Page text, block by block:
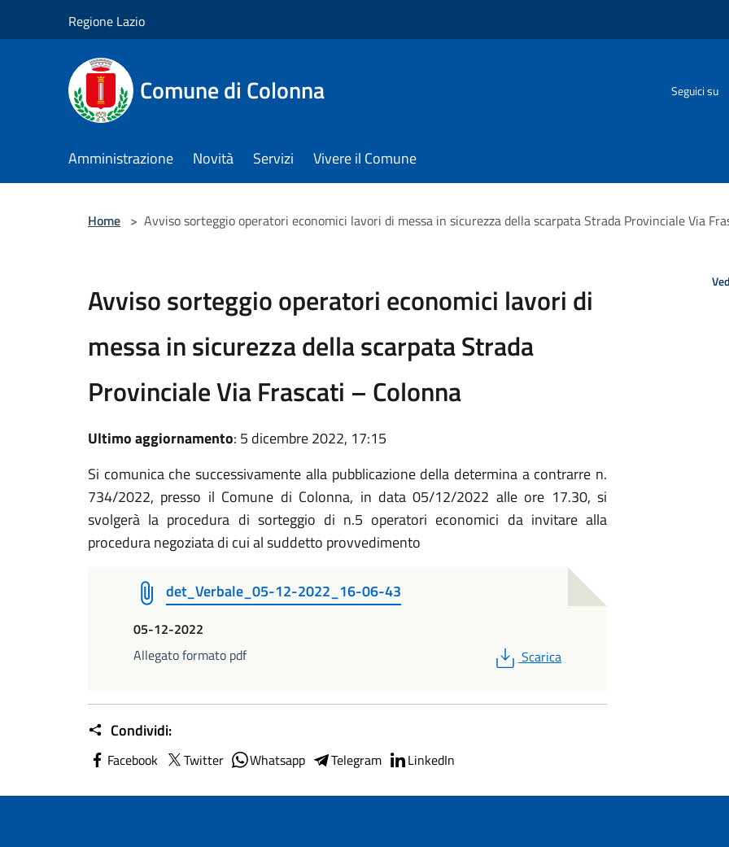
Regione Lazio
Comune di Colonna Seguici su
Amministrazione Novità Servizi Vivere il Comune
Home > Avviso sorteggio operatori economici lavori di messa in sicurezza della scarpata Strada Provinciale Via
Avviso sorteggio operatori economici lavori di
messa in sicurezza della scarpata Strada
Provinciale Via Frascati – Colonna
Ultimo aggiornamento: 5 dicembre 2022, 17:15
Si comunica che successivamente alla pubblicazione della determina a contrarre n.
734/2022, presso il Comune di Colonna, in data 05/12/2022 alle ore 17.30, si
svolgerà la procedura di sorteggio di n.5 operatori economici da invitare alla
procedura negoziata di cui al suddetto provvedimento
det_Verbale_05-12-2022_16-06-43
05-12-2022
Allegato formato pdf
PDF
Scarica
Condividi:
Facebook Twitter Whatsapp Telegram LinkedIn